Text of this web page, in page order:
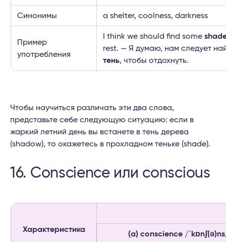
Синонимы a shelter, coolness, darkness
Пример
употребления
I think we should find some
rest. — Я думаю, нам следует
тень, чтобы отдохнуть.
Чтобы научиться различать эти два слова,
представьте себе следующую ситуацию: если в
жаркий летний день вы встанете в тень дерева
(shadow), то окажетесь в прохладном теньке (shade).
16. Conscience или conscious
Характеристика
(a) conscience /